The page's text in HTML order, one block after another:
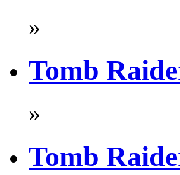
»
Tomb
»
Tomb